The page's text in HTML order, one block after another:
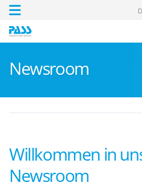
Newsroom
Willkommen in
Newsroom